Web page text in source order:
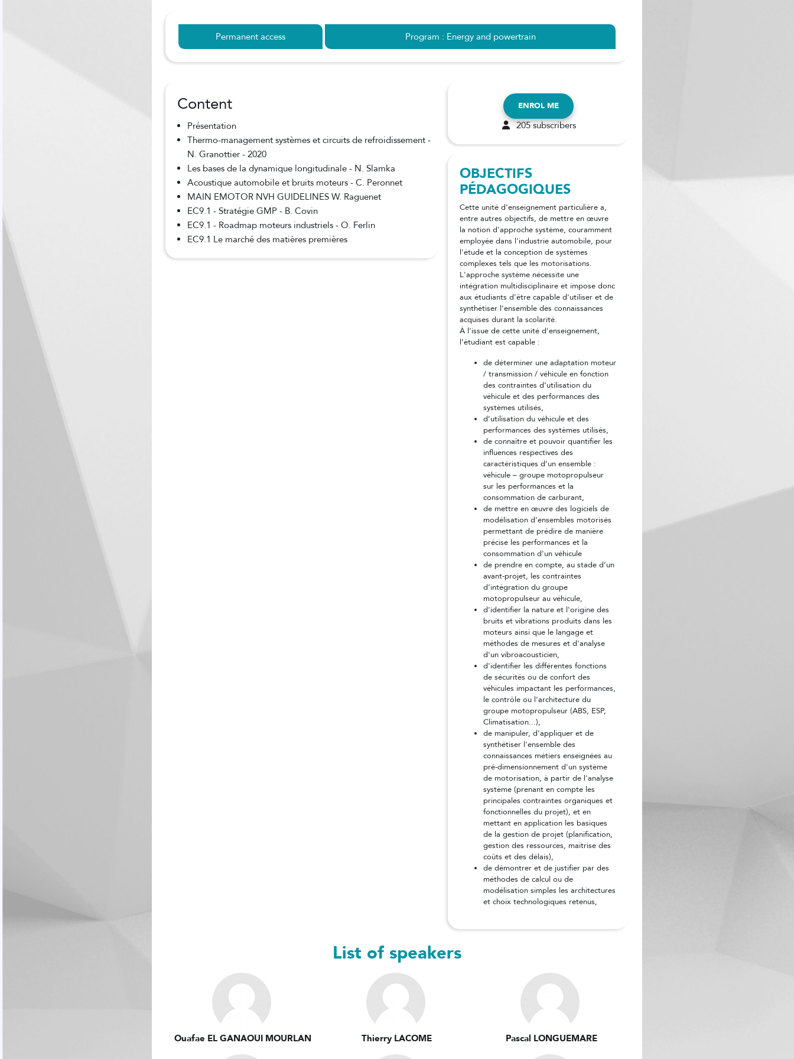
Permanent access Program : Energy and powertrain
Content
Présentation
Thermo-management systèmes et circuits de refroidissement -
N. Granottier - 2020
Les bases de la dynamique longitudinale - N. Slamka
Acoustique automobile et bruits moteurs - C. Peronnet
MAIN EMOTOR NVH GUIDELINES W. Raguenet
EC9.1 - Stratégie GMP - B. Covin
EC9.1 - Roadmap moteurs industriels - O. Ferlin
EC9.1 Le marché des matières premières
ENROL ME
205 subscribers
OBJECTIFS
PÉDAGOGIQUES
Cette unité d'enseignement particulière a,
entre autres objectifs, de mettre en œuvre
la notion d'approche système, couramment
employée dans l'industrie automobile, pour
l'étude et la conception de systèmes
complexes tels que les motorisations.
L'approche système nécessite une
intégration multidisciplinaire et impose donc
aux étudiants d'être capable d'utiliser et de
synthétiser l'ensemble des connaissances
acquises durant la scolarité.
À l'issue de cette unité d'enseignement,
l’étudiant est capable :
de déterminer une adaptation moteur
/ transmission / véhicule en fonction
des contraintes d’utilisation du
véhicule et des performances des
systèmes utilisés,
d’utilisation du véhicule et des
performances des systèmes utilisés,
de connaître et pouvoir quantifier les
influences respectives des
caractéristiques d’un ensemble :
véhicule – groupe motopropulseur
sur les performances et la
consommation de carburant,
de mettre en œuvre des logiciels de
modélisation d’ensembles motorisés
permettant de prédire de manière
précise les performances et la
consommation d'un véhicule
de prendre en compte, au stade d’un
avant-projet, les contraintes
d’intégration du groupe
motopropulseur au véhicule,
d'identifier la nature et l'origine des
bruits et vibrations produits dans les
moteurs ainsi que le langage et
méthodes de mesures et d'analyse
d'un vibroacousticien,
d'identifier les différentes fonctions
de sécurités ou de confort des
véhicules impactant les performances,
le contrôle ou l'architecture du
groupe motopropulseur (ABS, ESP,
Climatisation...),
de manipuler, d'appliquer et de
synthétiser l'ensemble des
connaissances métiers enseignées au
pré-dimensionnement d'un système
de motorisation, à partir de l'analyse
système (prenant en compte les
principales contraintes organiques et
fonctionnelles du projet), et en
mettant en application les basiques
de la gestion de projet (planification,
gestion des ressources, maitrise des
coûts et des délais),
de démontrer et de justifier par des
méthodes de calcul ou de
modélisation simples les architectures
et choix technologiques retenus,
List of speakers
Ouafae EL GANAOUI MOURLAN Thierry LACOME Pascal LONGUEMARE